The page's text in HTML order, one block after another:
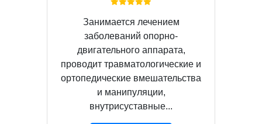
Занимается лечением
заболеваний опорно-
двигательного аппарата,
проводит травматологические и
ортопедические вмешательства
и манипуляции,
внутрисуставные...